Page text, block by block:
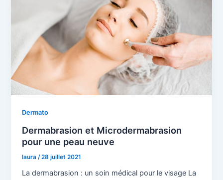
Dermato
Dermabrasion et Microdermabrasion
pour une peau neuve
laura /28 juillet 2021
La dermabrasion : un soin médical pour le visage La